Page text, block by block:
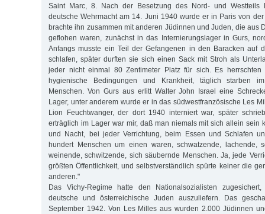
Saint Marc, 8. Nach der Besetzung des Nord- und Westteils
deutsche Wehrmacht am 14. Juni 1940 wurde er in Paris von
brachte ihn zusammen mit anderen Jüdinnen und Juden, die aus
geflohen waren, zunächst in das Internierungslager in Gurs,
Anfangs musste ein Teil der Gefangenen in den Baracken auf
schlafen, später durften sie sich einen Sack mit Stroh als
jeder nicht einmal 80 Zentimeter Platz für sich. Es herrschten
hygienische Bedingungen und Krankheit, täglich starben
Menschen. Von Gurs aus erlitt Walter John Israel eine
Lager, unter anderem wurde er in das südwestfranzösische Les
Lion Feuchtwanger, der dort 1940 interniert war, später
erträglich im Lager war mir, daß man niemals mit sich allein sein
und Nacht, bei jeder Verrichtung, beim Essen und Schlafen
hundert Menschen um einen waren, schwatzende, lachende,
weinende, schwitzende, sich säubernde Menschen. Ja, jede
größten Öffentlichkeit, und selbstverständlich spürte keiner die
anderen."
Das Vichy-Regime hatte den Nationalsozialisten
deutsche und österreichische Juden auszuliefern. Das
September 1942. Von Les Milles aus wurden 2.000 Jüdinnen